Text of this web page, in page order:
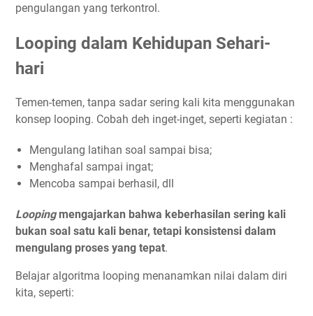
pengulangan yang terkontrol.
Looping dalam Kehidupan Sehari-
hari
Temen-temen, tanpa sadar sering kali kita menggunakan
konsep looping. Cobah deh inget-inget, seperti kegiatan :
Mengulang latihan soal sampai bisa;
Menghafal sampai ingat;
Mencoba sampai berhasil, dll
Loopingmengajarkan bahwa keberhasilan sering kali
bukan soal satu kali benar, tetapi konsistensi dalam
mengulang proses yang tepat.
Belajar algoritma looping menanamkan nilai dalam diri
kita, seperti: